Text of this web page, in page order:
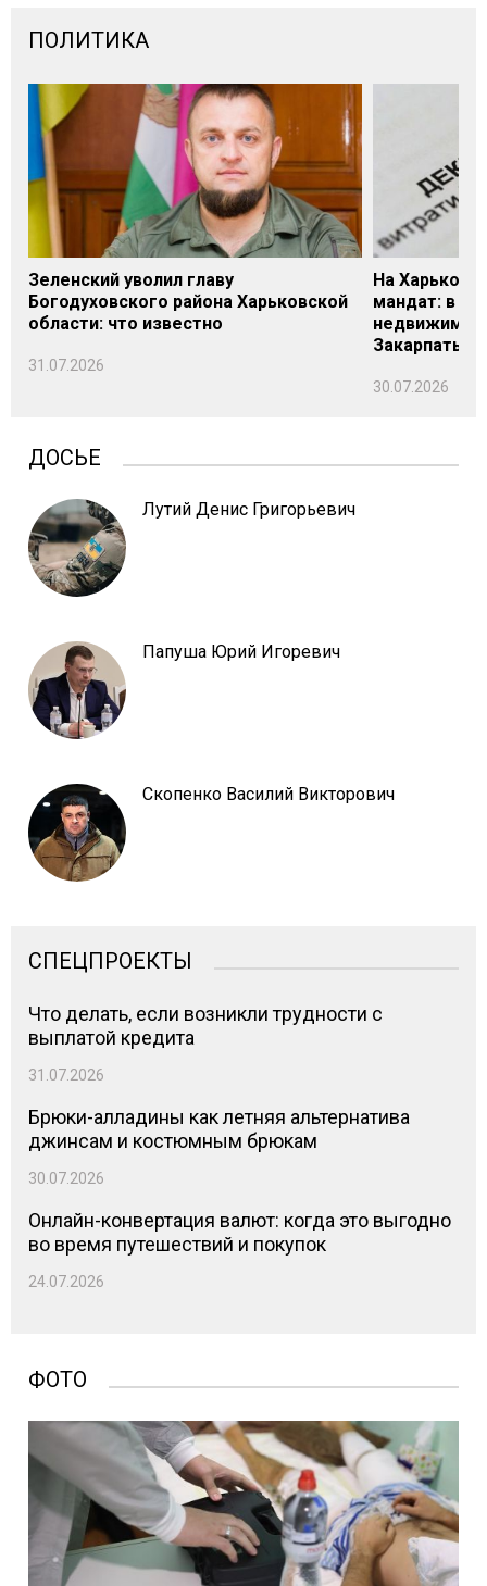
ПОЛИТИКА
Зеленский уволил главу
Богодуховского района Харьковской
области: что известно
31.07.2026
На
мандат: в
Закарпатье
30.07.2026
ДОСЬЕ
Лутий Денис Григорьевич
Папуша Юрий Игоревич
Скопенко Василий Викторович
СПЕЦПРОЕКТЫ
Что делать, если возникли трудности с
выплатой кредита
31.07.2026
Брюки-алладины как летняя альтернатива
джинсам и костюмным брюкам
30.07.2026
Онлайн-конвертация валют: когда это выгодно
во время путешествий и покупок
24.07.2026
ФОТО